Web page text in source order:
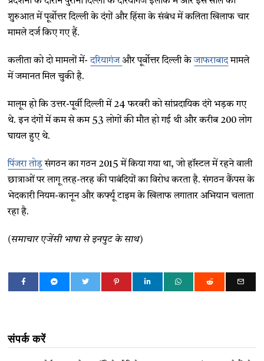
शुरुआत में पूर्वोत्तर दिल्ली के दंगों और हिंसा के संबंध में कलिता खिलाफ चार
मामले दर्ज किए गए हैं.
कलीता को दो मामलों में-दरियागंजऔर पूर्वोत्तर दिल्ली केजाफराबादमामले
में जमानत मिल चुकी है.
मालूम हो कि उत्तर-पूर्वी दिल्ली में 24 फरवरी को सांप्रदायिक दंगे भड़क गए
थे. इन दंगों में कम से कम 53 लोगों की मौत हो गई थी और करीब 200 लोग
घायल हुए थे.
पिंजरा तोड़संगठन का गठन 2015 में किया गया था, जो हॉस्टल में रहने वाली
छात्राओं पर लागू तरह-तरह की पाबंदियों का विरोध करता है. संगठन कैंपस के
भेदकारी नियम-कानून और कर्फ्यू टाइम के खिलाफ लगातार अभियान चलाता
रहा है.
(समाचार एजेंसी भाषा से इनपुट के साथ)
संपर्क करें